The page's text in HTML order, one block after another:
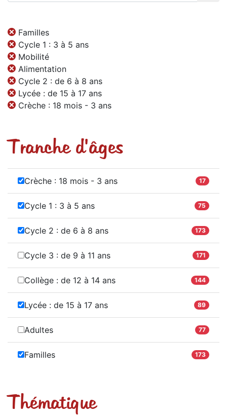
Familles
Cycle 1 : 3 à 5 ans
Mobilité
Alimentation
Cycle 2 : de 6 à 8 ans
Lycée : de 15 à 17 ans
Crèche : 18 mois - 3 ans
Tranche d'âges
Crèche : 18 mois - 3 ans 17
Cycle 1 : 3 à 5 ans 75
Cycle 2 : de 6 à 8 ans 173
Cycle 3 : de 9 à 11 ans 171
Collège : de 12 à 14 ans 144
Lycée : de 15 à 17 ans 89
Adultes 77
Familles 173
Thématique